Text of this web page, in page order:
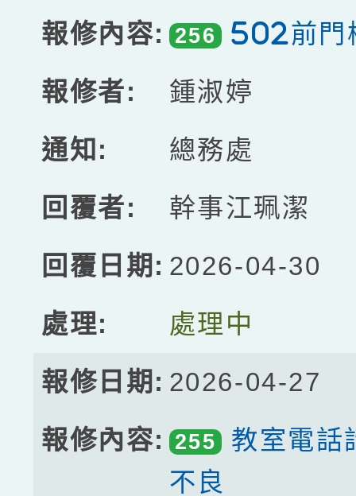
256 502前門
鍾淑婷
總務處
幹事江珮潔
2026-04-30
處理中
2026-04-27
255
教室電話
不良